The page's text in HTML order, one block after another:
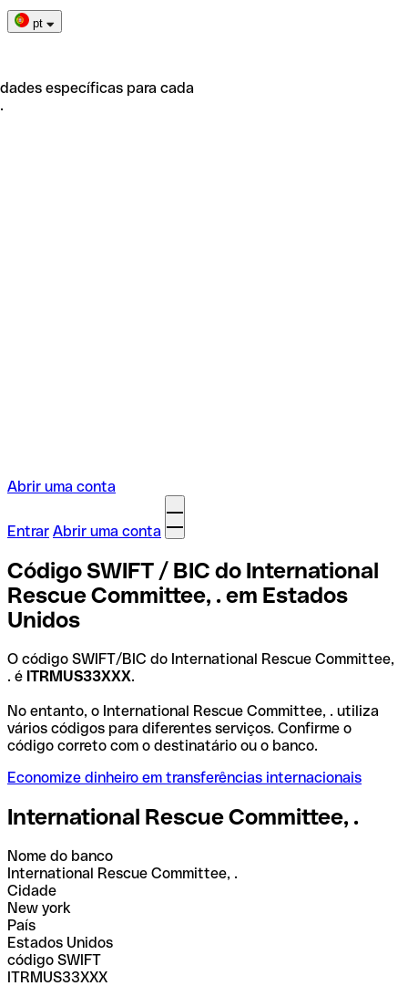
pt
específicas para cada
Abrir uma conta
Entrar Abrir uma conta
Código SWIFT / BIC do International
Rescue Committee, . em Estados
Unidos
O código SWIFT/BIC do International Rescue Committee,
. é ITRMUS33XXX.
No entanto, o International Rescue Committee, . utiliza
vários códigos para diferentes serviços. Confirme o
código correto com o destinatário ou o banco.
Economize dinheiro em transferências internacionais
International Rescue Committee, .
Nome do banco
International Rescue Committee, .
Cidade
New york
País
Estados Unidos
código SWIFT
ITRMUS33XXX